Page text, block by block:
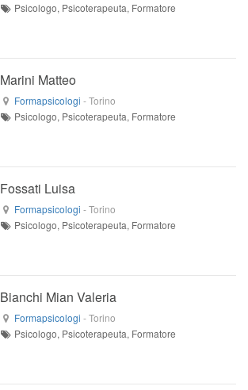
Psicologo, Psicoterapeuta, Formatore
Marini Matteo
Formapsicologi -Torino
Psicologo, Psicoterapeuta, Formatore
Fossati Luisa
Formapsicologi -Torino
Psicologo, Psicoterapeuta, Formatore
Bianchi Mian Valeria
Formapsicologi -Torino
Psicologo, Psicoterapeuta, Formatore